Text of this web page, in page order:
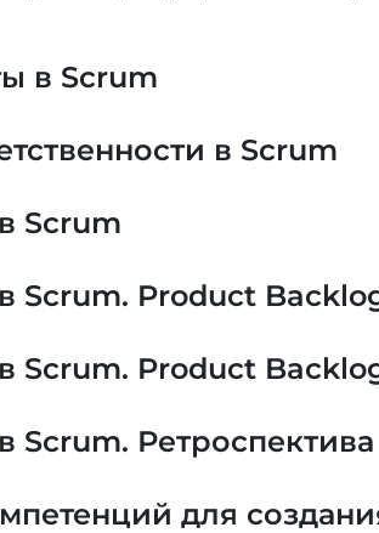
в Scrum
в Scrum
Scrum
Scrum. Product
Scrum. Product
Scrum. Ретроспектива
для